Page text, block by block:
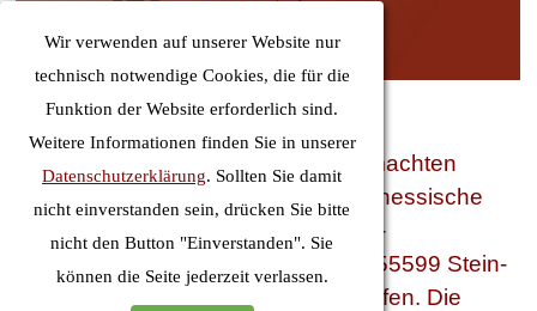
Wir verwenden auf unserer Website nur
technisch notwendige Cookies, die für die
Funktion der Website erforderlich sind.
Weitere Informationen finden Sie in unserer
Datenschutzerklärung. Sollten Sie damit
nicht einverstanden sein, drücken Sie bitte
nicht den Button "Einverstanden". Sie
können die Seite jederzeit verlassen.
Einwilligung
Ich willige ein, dass meine hier gemachten
Angaben von der Ruhewald Rheinhessische
Schweiz Waldbegräbnisstätte Stein-
Bockenheim, AöR, Hintergasse 8, 55599 Stein-
Bockenheim verarbeitet werden dürfen. Die